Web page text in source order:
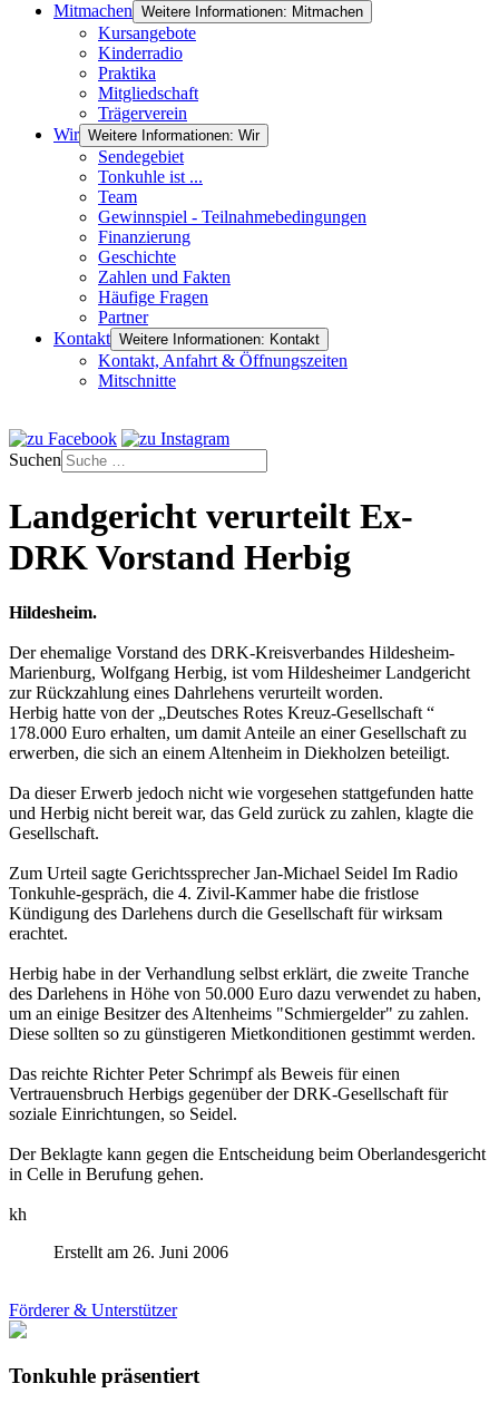
Mitmachen Weitere Informationen: Mitmachen
Kursangebote
Kinderradio
Praktika
Mitgliedschaft
Trägerverein
Wir Weitere Informationen: Wir
Sendegebiet
Tonkuhle ist ...
Team
Gewinnspiel - Teilnahmebedingungen
Finanzierung
Geschichte
Zahlen und Fakten
Häufige Fragen
Partner
Kontakt Weitere Informationen: Kontakt
Kontakt, Anfahrt & Öffnungszeiten
Mitschnitte
Suchen
Landgericht verurteilt Ex-
DRK Vorstand Herbig
Hildesheim.
Der ehemalige Vorstand des DRK-Kreisverbandes Hildesheim-
Marienburg, Wolfgang Herbig, ist vom Hildesheimer Landgericht
zur Rückzahlung eines Dahrlehens verurteilt worden.
Herbig hatte von der „Deutsches Rotes Kreuz-Gesellschaft “
178.000 Euro erhalten, um damit Anteile an einer Gesellschaft zu
erwerben, die sich an einem Altenheim in Diekholzen beteiligt.
Da dieser Erwerb jedoch nicht wie vorgesehen stattgefunden hatte
und Herbig nicht bereit war, das Geld zurück zu zahlen, klagte die
Gesellschaft.
Zum Urteil sagte Gerichtssprecher Jan-Michael Seidel Im Radio
Tonkuhle-gespräch, die 4. Zivil-Kammer habe die fristlose
Kündigung des Darlehens durch die Gesellschaft für wirksam
erachtet.
Herbig habe in der Verhandlung selbst erklärt, die zweite Tranche
des Darlehens in Höhe von 50.000 Euro dazu verwendet zu haben,
um an einige Besitzer des Altenheims "Schmiergelder" zu zahlen.
Diese sollten so zu günstigeren Mietkonditionen gestimmt werden.
Das reichte Richter Peter Schrimpf als Beweis für einen
Vertrauensbruch Herbigs gegenüber der DRK-Gesellschaft für
soziale Einrichtungen, so Seidel.
Der Beklagte kann gegen die Entscheidung beim Oberlandesgericht
in Celle in Berufung gehen.
kh
Erstellt am 26. Juni 2006
Förderer & Unterstützer
Tonkuhle präsentiert